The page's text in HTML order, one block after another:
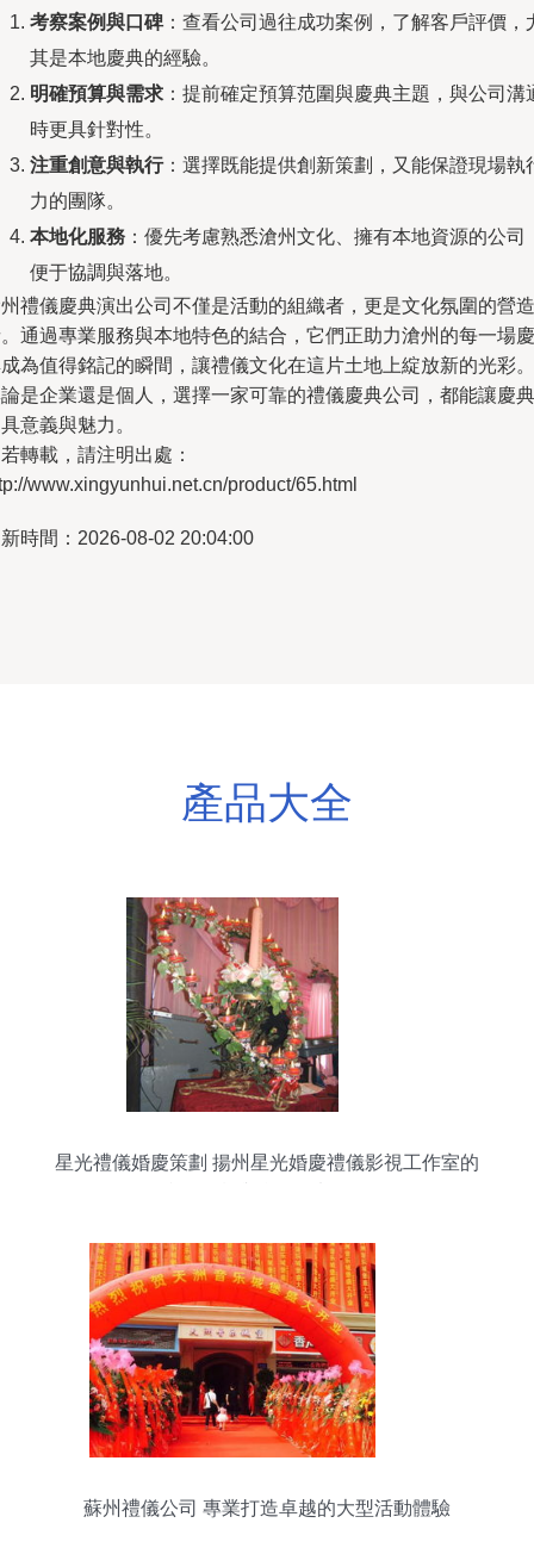
考察案例與口碑：查看公司過往成功案例，了解客戶評價，
其是本地慶典的經驗。
明確預算與需求 ：提前確定預算范圍與慶典主題，與公司溝
時更具針對性。
注重創意與執行：選擇既能提供創新策劃，又能保證現場執
力的團隊。
本地化服務 ：優先考慮熟悉滄州文化、擁有本地資源的公司
便于協調與落地。
禮儀慶典演出公司不僅是活動的組織者，更是文化氛圍的營造
通過專業服務與本地特色的結合，它們正助力滄州的每一場慶
為值得銘記的瞬間，讓禮儀文化在這片土地上綻放新的光彩。
是企業還是個人，選擇一家可靠的禮儀慶典公司，都能讓慶典
意義與魅力。
轉載，請注明出處：
www.xingyunhui.net.cn/product/65.html
時間：2026-08-02 20:04:00
產品大全
星光禮儀婚慶策劃 揚州星光婚慶禮儀影視工作室的
蘇州禮儀公司 專業打造卓越的大型活動體驗